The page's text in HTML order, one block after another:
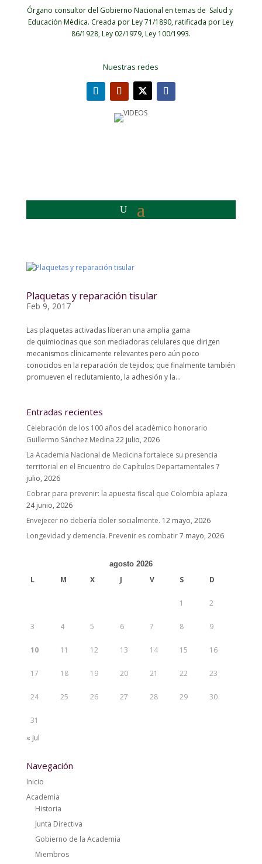
Órgano consultor del Gobierno Nacional en temas de Salud y
Educación Médica. Creada por Ley 71/1890, ratificada por Ley
86/1928, Ley 02/1979, Ley 100/1993.
Nuestras redes
Plaquetas y reparación tisular
Feb 9, 2017
Las plaquetas activadas liberan una amplia gama
de quimiocinas que son mediadoras celulares que dirigen
mecanismos clínicamente relevantes pero aún poco
conocidos en la reparación de tejidos; que finalmente también
promueven el reclutamiento, la adhesión y la...
Entradas recientes
Celebración de los 100 años del académico honorario
Guillermo Sánchez Medina 22 julio, 2026
La Academia Nacional de Medicina fortalece su presencia
territorial en el Encuentro de Capítulos Departamentales7
julio, 2026
Cobrar para prevenir: la apuesta fiscal que Colombia aplaza
24 junio, 2026
Envejecer no debería doler socialmente. 12 mayo, 2026
Longevidad y demencia. Prevenir es combatir7 mayo, 2026
agosto 2026
L M X J V S D
1 2
3 4 5 6 7 8 9
10 11 12 13 14 15 16
17 18 19 20 21 22 23
24 25 26 27 28 29 30
31
« Jul
Navegación
Inicio
Academia
Historia
Junta Directiva
Gobierno de la Academia
Miembros